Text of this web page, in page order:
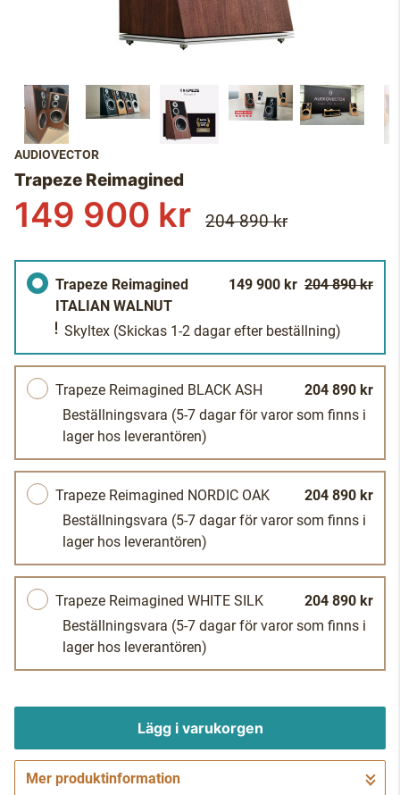
AUDIOVECTOR
Trapeze Reimagined
149 900 kr 204 890 kr
Trapeze Reimagined
ITALIAN WALNUT
149 900 kr 204 890 kr
Skyltex (Skickas 1-2 dagar efter beställning)
Trapeze Reimagined BLACK ASH
204 890 kr
Beställningsvara (5-7 dagar för varor som finns i
lager hos leverantören)
Trapeze Reimagined NORDIC OAK
204 890 kr
Beställningsvara (5-7 dagar för varor som finns i
lager hos leverantören)
Trapeze Reimagined WHITE SILK
204 890 kr
Beställningsvara (5-7 dagar för varor som finns i
lager hos leverantören)
Lägg i varukorgen
Gå till kassan
Mer produktinformation